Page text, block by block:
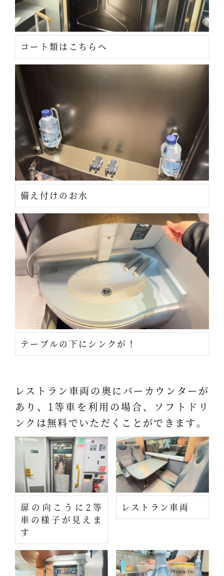
コート類はこちらへ
備え付けのお水
テーブルの下にシンクが！
レストラン車両の奥にバーカウンターが
あり、1等車を利用の場合、ソフトドリ
ンクは無料でいただくことができます。
扉の向こうに2等
車の様子が見えま
す
レストラン車両